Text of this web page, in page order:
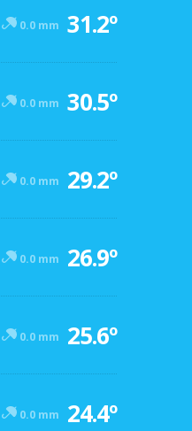
0.0 mm 31.2º
0.0 mm 30.5º
0.0 mm 29.2º
0.0 mm 26.9º
0.0 mm 25.6º
0.0 mm 24.4º